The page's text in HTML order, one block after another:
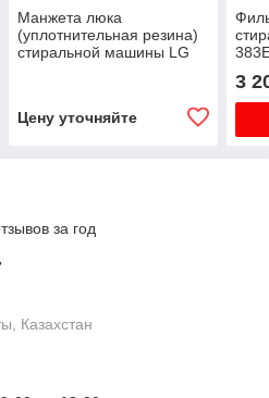
Манжета люка
(уплотнительная резина)
стиральной машины LG
Цену уточняйте
3
за год
Казахстан